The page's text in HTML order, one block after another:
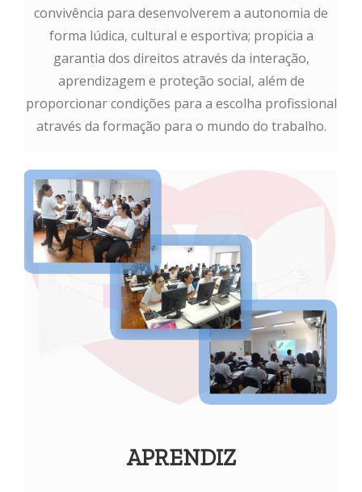
convivência para desenvolverem a autonomia de
forma lúdica, cultural e esportiva; propicia a
garantia dos direitos através da interação,
aprendizagem e proteção social, além de
proporcionar condições para a escolha profissional
através da formação para o mundo do trabalho.
APRENDIZ